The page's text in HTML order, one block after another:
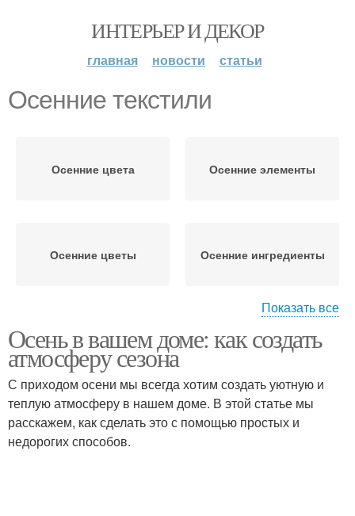
ИНТЕРЬЕР И ДЕКОР
главная новости статьи
Осенние текстили
Осенние цвета Осенние элементы
Осенние цветы Осенние ингредиенты
Осенние игры Осенний атмосфера
Показать все
Осень в вашем доме: как создать
атмосферу сезона
С приходом осени мы всегда хотим создать уютную и
теплую атмосферу в нашем доме. В этой статье мы
расскажем, как сделать это с помощью простых и
недорогих способов.